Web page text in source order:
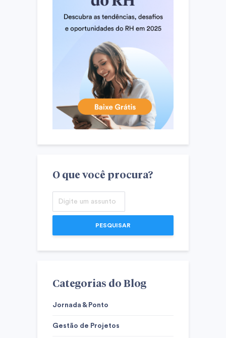
O que você procura?
PESQUISAR
Categorias do Blog
Jornada & Ponto
Gestão de Projetos